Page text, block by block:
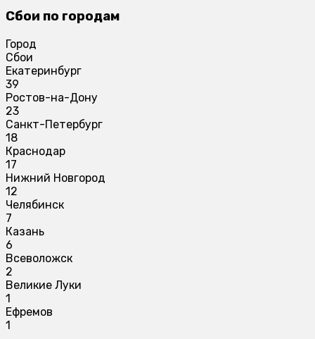
Сбои по городам
Город
Сбои
Екатеринбург
39
Ростов-на-Дону
23
Санкт-Петербург
18
Краснодар
17
Нижний Новгород
12
Челябинск
7
Казань
6
Всеволожск
2
Великие Луки
1
Ефремов
1